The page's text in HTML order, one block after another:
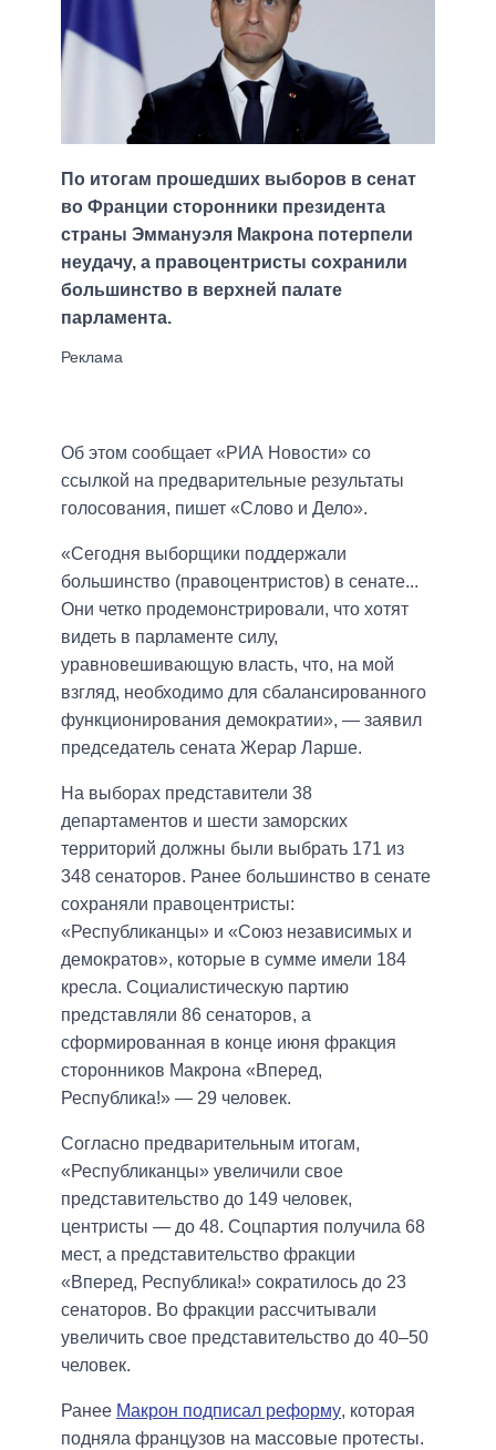
По итогам прошедших выборов в сенат
во Франции сторонники президента
страны Эммануэля Макрона потерпели
неудачу, а правоцентристы сохранили
большинство в верхней палате
парламента.
Об этом сообщает «РИА Новости» со
ссылкой на предварительные результаты
голосования, пишет «Слово и Дело».
«Сегодня выборщики поддержали
большинство (правоцентристов) в сенате...
Они четко продемонстрировали, что хотят
видеть в парламенте силу,
уравновешивающую власть, что, на мой
взгляд, необходимо для сбалансированного
функционирования демократии», — заявил
председатель сената Жерар Ларше.
На выборах представители 38
департаментов и шести заморских
территорий должны были выбрать 171 из
348 сенаторов. Ранее большинство в сенате
сохраняли правоцентристы:
«Республиканцы» и «Союз независимых и
демократов», которые в сумме имели 184
кресла. Социалистическую партию
представляли 86 сенаторов, а
сформированная в конце июня фракция
сторонников Макрона «Вперед,
Республика!» — 29 человек.
Согласно предварительным итогам,
«Республиканцы» увеличили свое
представительство до 149 человек,
центристы — до 48. Соцпартия получила 68
мест, а представительство фракции
«Вперед, Республика!» сократилось до 23
сенаторов. Во фракции рассчитывали
увеличить свое представительство до 40–50
человек.
Ранее Макрон подписал реформу, которая
подняла французов на массовые протесты.